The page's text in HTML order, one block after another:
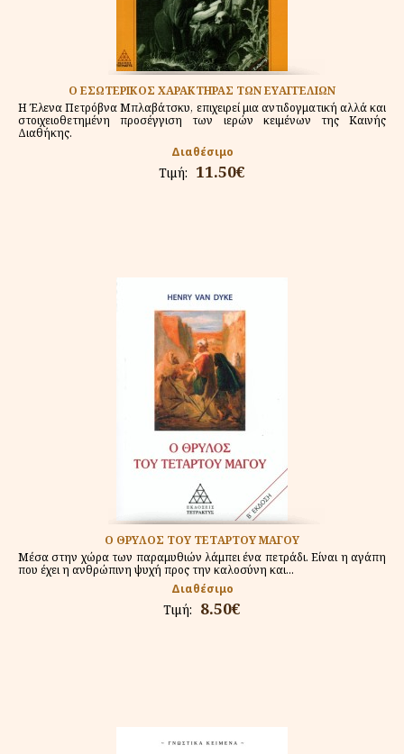
Ο ΕΣΩΤΕΡΙΚΟΣ ΧΑΡΑΚΤΗΡΑΣ ΤΩΝ ΕΥΑΓΓΕΛΙΩΝ
Η Έλενα Πετρόβνα Μπλαβάτσκυ, επιχειρεί μια αντιδογματική αλλά και
στοιχειοθετημένη προσέγγιση των ιερών κειμένων της Καινής
Διαθήκης.
Διαθέσιμο
Τιμή: 11.50€
Ο ΘΡΥΛΟΣ ΤΟΥ ΤΕΤAΡΤΟΥ ΜΑΓΟΥ
Μέσα στην χώρα των παραμυθιών λάμπει ένα πετράδι. Είναι η αγάπη
που έχει η ανθρώπινη ψυχή προς την καλοσύνη και...
Διαθέσιμο
Τιμή: 8.50€